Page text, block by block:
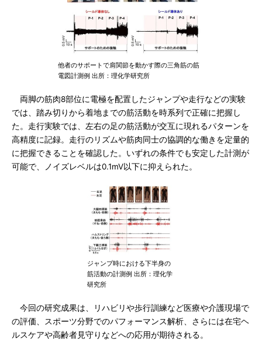
他者のサポートで肩関節を動かす際の三角筋の筋
電図計測例 出所：理化学研究所
両脚の筋肉8部位に電極を配置したジャンプや走行などの実験
では、踏み切りから着地までの筋活動を時系列で正確に把握し
た。走行実験では、左右の足の筋活動が交互に現れるパターンを
高精度に記録。走行のリズムや筋肉同士の協調的な働きを定量的
に把握できることを確認した。いずれの条件でも安定した計測が
可能で、ノイズレベルは0.1mV以下に抑えられた。
ジャンプ時における下半身の
筋活動の計測例 出所：理化学
研究所
今回の研究成果は、リハビリや歩行訓練など医療や介護現場で
の評価、スポーツ分野でのパフォーマンス解析、さらには在宅ヘ
ルスケアや高齢者見守りなどへの応用が期待される。